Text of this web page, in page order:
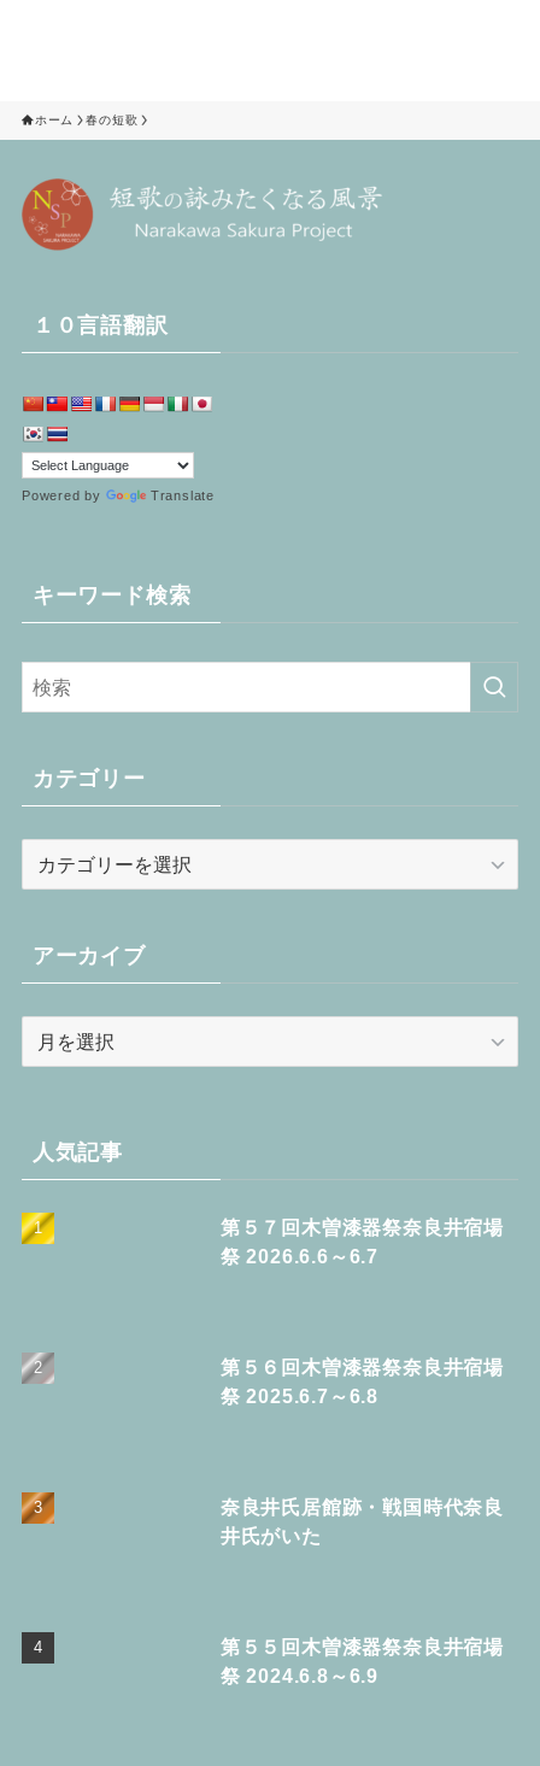
ホーム 春の短歌
１０言語翻訳
Powered by Translate
キーワード検索
カテゴリー
リ
ー
アーカイブ
ブ人気記事
第５７回木曽漆器祭奈良井宿場
祭 2026.6.6～6.7
第５６回木曽漆器祭奈良井宿場
祭 2025.6.7～6.8
奈良井氏居館跡・戦国時代奈良
井氏がいた
第５５回木曽漆器祭奈良井宿場
祭 2024.6.8～6.9